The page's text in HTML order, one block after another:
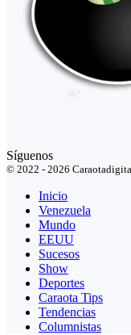
Síguenos
© 2022 - 2026
Inicio
Venezuela
Mundo
EEUU
Sucesos
Show
Deportes
Caraota Tips
Tendencias
Columnistas